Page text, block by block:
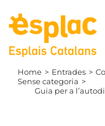
content
Home Entrades
Sense categoria
Guia per a